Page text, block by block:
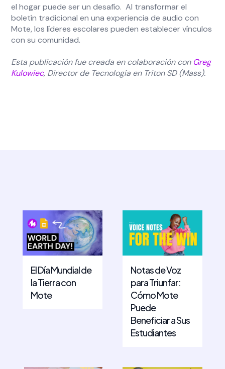
el hogar puede ser un desafío. Al transformar el
boletín tradicional en una experiencia de audio con
Mote, los líderes escolares pueden establecer vínculos
con su comunidad.
Esta publicación fue creada en colaboración con Greg
Kulowiec, Director de Tecnología en Triton SD (Mass).
El Día Mundial de
la Tierra con
Mote
Notas de Voz
para Triunfar:
Cómo Mote
Puede
Beneficiar a Sus
Estudiantes